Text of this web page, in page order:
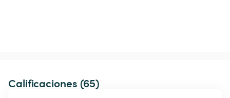
Calificaciones (65)